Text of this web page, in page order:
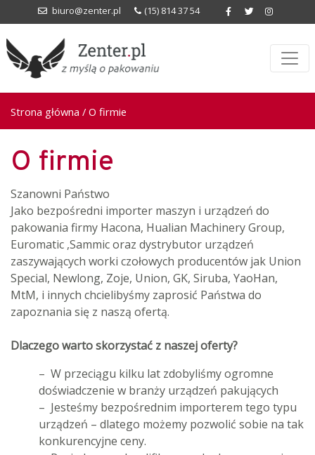
biuro@zenter.pl (15) 814 37 54
Strona główna / O firmie
O firmie
Szanowni Państwo
Jako bezpośredni importer maszyn i urządzeń do
pakowania firmy Hacona, Hualian Machinery Group,
Euromatic ,Sammic oraz dystrybutor urządzeń
zaszywających worki czołowych producentów jak Union
Special, Newlong, Zoje, Union, GK, Siruba, YaoHan,
MtM, i innych chcielibyśmy zaprosić Państwa do
zapoznania się z naszą ofertą.
Dlaczego warto skorzystać z naszej oferty?
– W przeciągu kilku lat zdobyliśmy ogromne
doświadczenie w branży urządzeń pakujących
– Jesteśmy bezpośrednim importerem tego typu
urządzeń – dlatego możemy pozwolić sobie na tak
konkurencyjne ceny.